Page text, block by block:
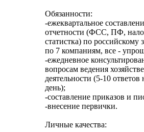
Обязанности:
-ежеквартальное
отчетности (ФСС, ПФ,
статистка) по российскому
по 7 компаниям, все -
-ежедневное
вопросам ведения
деятельности (5-10
день);
-составление приказов и
-внесение первички.
Личные качества: